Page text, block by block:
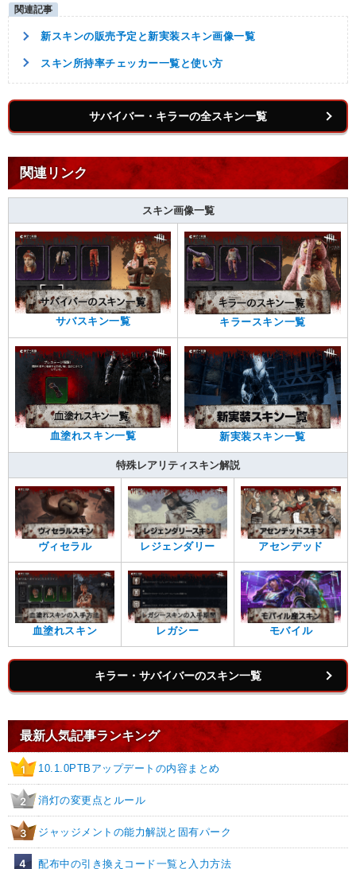
新スキンの販売予定と新実装スキン画像一覧
スキン所持率チェッカー一覧と使い方
サバイバー・キラーの全スキン一覧
関連リンク
スキン画像一覧
サバスキン一覧 キラースキン一覧
血塗れスキン一覧 新実装スキン一覧
特殊レアリティスキン解説
ヴィセラル レジェンダリー アセンデッド
血塗れスキン レガシー モバイル
キラー・サバイバーのスキン一覧
最新人気記事ランキング
1 10.1.0PTBアップデートの内容まとめ
2 消灯の変更点とルール
3 ジャッジメントの能力解説と固有パーク
4 配布中の引き換えコード一覧と入力方法